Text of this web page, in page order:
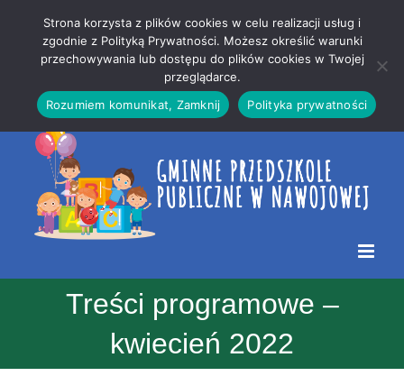
treści
strony
Treści programowe –
kwiecień 2022
Strona korzysta z plików cookies w celu realizacji usług i
zgodnie z Polityką Prywatności. Możesz określić warunki
przechowywania lub dostępu do plików cookies w Twojej
przeglądarce.
Rozumiem komunikat, Zamknij
Polityka prywatności